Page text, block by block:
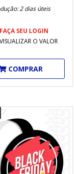
2 dias úteis
FAÇA SEU LOGIN
O VALOR
COMPRAR